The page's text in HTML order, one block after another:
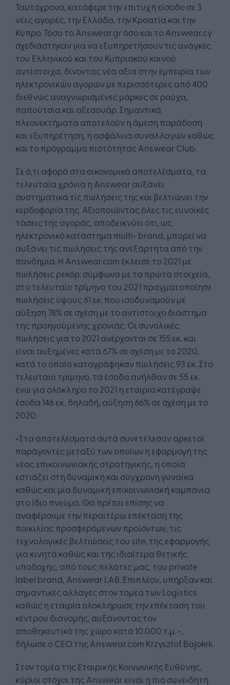
Ταυτόχρονα, κατάφερε την επιτυχή είσοδο σε 3
νέες αγορές, την Ελλάδα, την Κροατία και την
Κύπρο. Τόσο το Answear.gr όσο και το Answear.cy
σχεδιάστηκαν για να εξυπηρετήσουν τις ανάγκες
του Ελληνικού και του Κυπριακού κοινού
αντίστοιχα, δίνοντας νέα αξία στην εμπειρία των
ηλεκτρονικών αγορών με περισσότερες από 400
διεθνώς αναγνωρισμένες μάρκες σε ρούχα,
παπούτσια και αξεσουάρ. Σημαντικά
πλεονεκτήματα αποτελούν η άμεση παράδοση
και εξυπηρέτηση, η ασφάλεια συναλλαγών καθώς
και το πρόγραμμα πιστότητας Answear Club.
Σε ό,τι αφορά στα οικονομικά αποτελέσματα, τα
τελευταία χρόνια η Answear αυξάνει
συστηματικά τις πωλήσεις της και βελτιώνει την
κερδοφορία της. Αξιοποιώντας όλες τις ευνοϊκές
τάσεις της αγοράς, αποδεικνύει ότι, ως
ηλεκτρονικό κατάστημα multi- brand, μπορεί να
αυξάνει τις πωλήσεις της ανεξάρτητα από την
πανδημία. Η Answear.com έκλεισε το 2021 με
πωλήσεις ρεκόρ: σύμφωνα με τα πρώτα στοιχεία,
στο τελευταίο τρίμηνο του 2021 πραγματοποίησε
πωλήσεις ύψους 61 εκ. που ισοδυναμούν με
αύξηση 78% σε σχέση με το αντίστοιχο διάστημα
της προηγούμενης χρονιάς. Οι συνολικές
πωλήσεις για το 2021 ανέρχονται σε 155 εκ. και
είναι αυξημένες κατά 67% σε σχέση με το 2020,
κατά το οποίο καταγράφηκαν πωλήσεις 93 εκ. Στο
τελευταίο τρίμηνο, τα έσοδα ανήλθαν σε 55 εκ.
ενώ για ολόκληρο το 2021 η εταιρία κατέγραψε
έσοδα 146 εκ, δηλαδή, αύξηση 66% σε σχέση με το
2020.
«Στα αποτελέσματα αυτά συνετέλεσαν αρκετοί
παράγοντες μεταξύ των οποίων η εφαρμογή της
νέας επικοινωνιακής στρατηγικής, η οποία
εστιάζει στη δυναμική και σύγχρονη γυναίκα
καθώς και μία δυναμική επικοινωνιακή καμπάνια
στο ίδιο πνεύμα. Θα πρέπει επίσης να
αναφέρουμε την περαιτέρω επέκταση της
ποικιλίας προσφερόμενων προϊόντων, τις
τεχνολογικές βελτιώσεις του site, της εφαρμογής
για κινητά καθώς και της ιδιαίτερα θετικής
υποδοχής, από τους πελάτες μας, του private
label brand, Answear LΑΒ. Επιπλέον, υπήρξαν και
σημαντικές αλλαγές στον τομέα των Logistics
καθώς η εταιρία ολοκλήρωσε την επέκταση του
κέντρου διανομής, αυξάνοντας τον
αποθηκευτικό της χώρο κατά 10.000 τ.μ. »,
δήλωσε ο CEO της Answear.com Krzysztof Bajołek.
Στον τομέα της Εταιρικής Κοινωνικής Ευθύνης,
κύριοι στόχοι της Answear είναι η πιο συνειδητή